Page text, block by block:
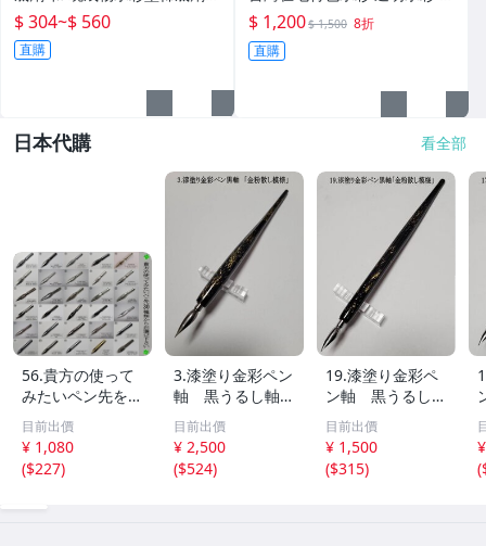
全新研發 複合媒材 500/100M
L
$ 304~$ 560
直購
2色 收藏著十二種屬於台灣的
色彩 王傑老師推薦~~
$ 1,200$ 1,500 8折
直購
日本代購 看全部
56.貴方の使って
みたいペン先を3
0種類の中から10
種類を選んで試し
て見ませんか。ニ
ッコー・タチカ
目前出價
¥ 1,080
($227)
3.漆塗り金彩ペン
軸 黒うるし軸
「金粉散し模様」
漆の肌触りが伝
わる特製オリジナ
ル軸１本【 限定
目前出價
¥ 2,500
($524)
19.漆塗り金彩ペ
ン軸 黒うるし
軸 「金粉散し模
様」 漆の肌触り
が伝わる特製オリ
ジナル軸１本 【
目前出價
¥ 1,500
($315)
(